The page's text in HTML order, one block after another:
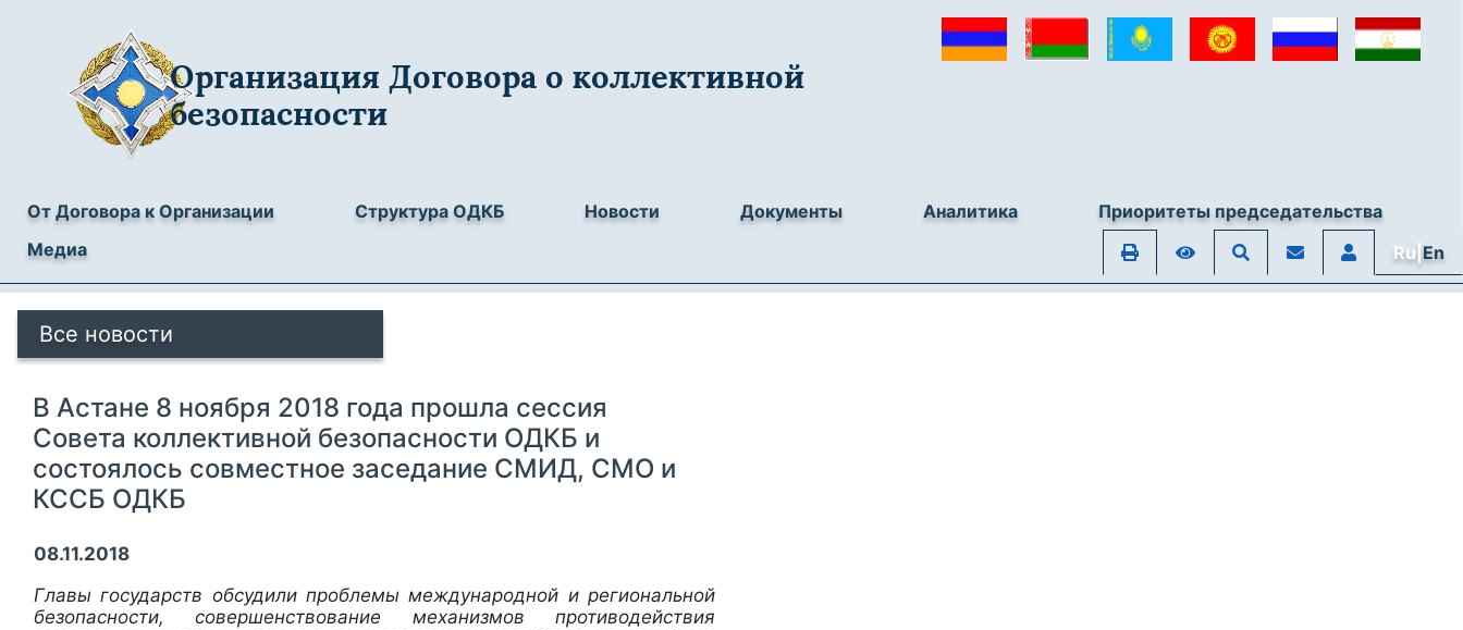
Организация Договора о коллективной
безопасности
От Договора к Организации Структура ОДКБ Новости Документы Аналитика
Приоритеты председательства
Медиа
Ru|En
Все новости
В Астане 8 ноября 2018 года прошла сессия
Совета коллективной безопасности ОДКБ и
состоялось совместное заседание СМИД, СМО и
КССБ ОДКБ
08.11.2018
Главы государств обсудили проблемы международной и региональной
безопасности, совершенствование механизмов противодействия